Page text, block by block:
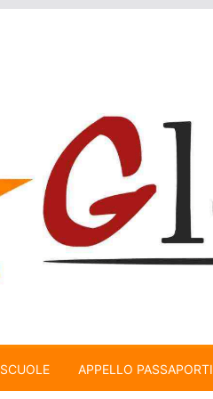
SCUOLE APPELLO PASSAPORTI